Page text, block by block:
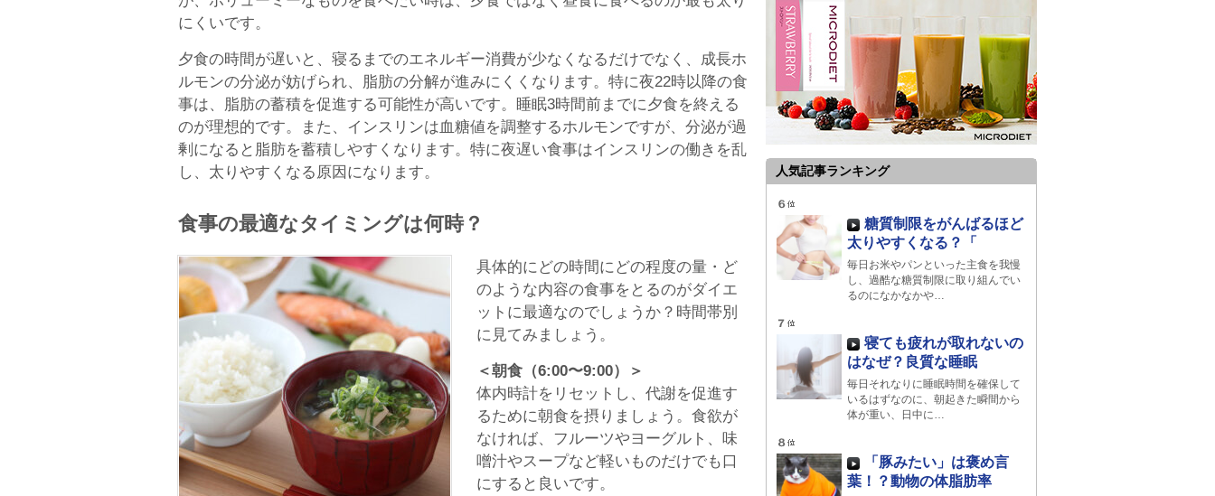
にくいです。
夕食の時間が遅いと、寝るまでのエネルギー消費が少なくなるだけでなく、成長ホ
ルモンの分泌が妨げられ、脂肪の分解が進みにくくなります。特に夜22時以降の食
事は、脂肪の蓄積を促進する可能性が高いです。睡眠3時間前までに夕食を終える
のが理想的です。また、インスリンは血糖値を調整するホルモンですが、分泌が過
剰になると脂肪を蓄積しやすくなります。特に夜遅い食事はインスリンの働きを乱
し、太りやすくなる原因になります。
食事の最適なタイミングは何時？
具体的にどの時間にどの程度の量・ど
のような内容の食事をとるのがダイエ
ットに最適なのでしょうか？時間帯別
に見てみましょう。
＜朝食（6:00〜9:00）＞
体内時計をリセットし、代謝を促進す
るために朝食を摂りましょう。食欲が
なければ、フルーツやヨーグルト、味
噌汁やスープなど軽いものだけでも口
にすると良いです。
人気記事ランキング
糖質制限をがんばるほど
太りやすくなる？「
毎日お米やパンといった主食を我慢
し、過酷な糖質制限に取り組んでい
るのになかなかや…
寝ても疲れが取れないの
はなぜ？良質な睡眠
毎日それなりに睡眠時間を確保して
いるはずなのに、朝起きた瞬間から
体が重い、日中に…
「豚みたい」は褒め言
葉！？動物の体脂肪率